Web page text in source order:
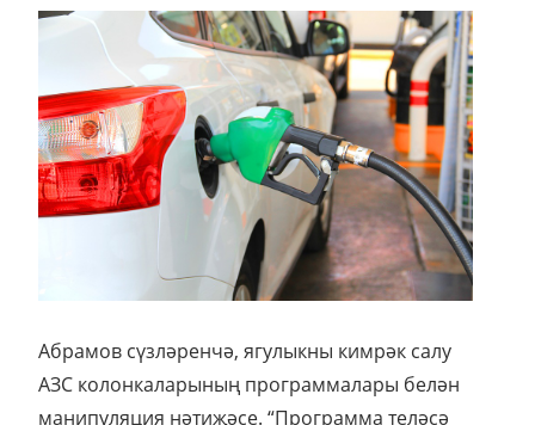
Абрамов сүзләренчә, ягулыкны кимрәк салу
АЗС колонкаларының программалары белән
манипуляция нәтиҗәсе. “Программа теләсә